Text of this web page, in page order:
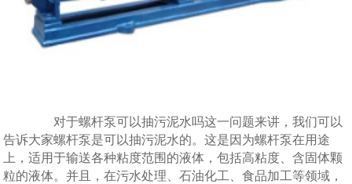
对于螺杆泵可以抽污泥水吗这一问题来讲，我们可以
告诉大家螺杆泵是可以抽污泥水的。这是因为螺杆泵在用途
上，适用于输送各种粘度范围的液体，包括高粘度、含固体颗
粒的液体。并且，在污水处理、石油化工、食品加工等领域，